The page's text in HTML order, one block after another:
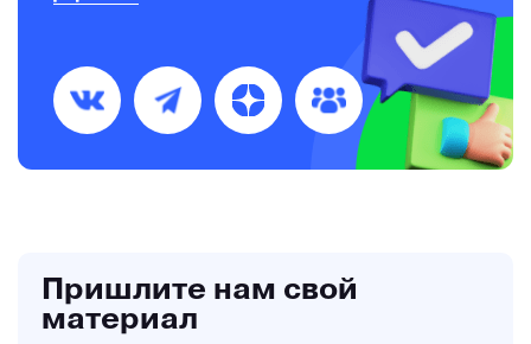
Пришлите нам свой
материал